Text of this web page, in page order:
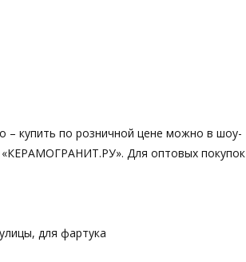
– купить по розничной цене можно в шоу-
«КЕРАМОГРАНИТ.РУ». Для оптовых покупок
для фартука